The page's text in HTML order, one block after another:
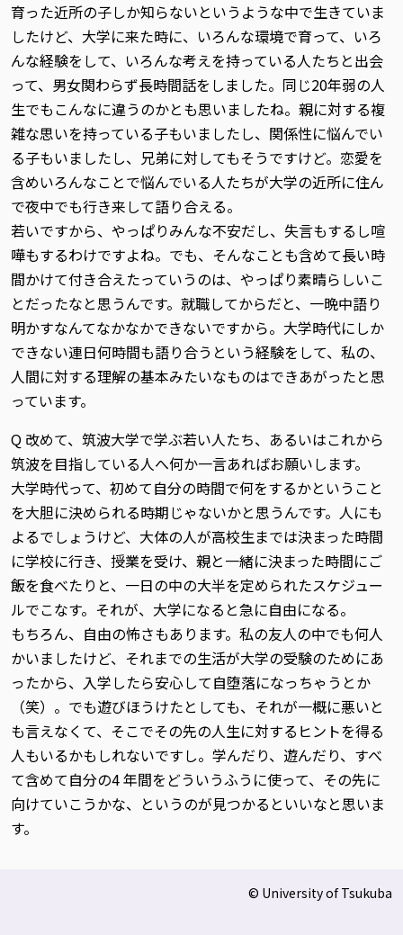
育った近所の子しか知らないというような中で生きていま
したけど、大学に来た時に、いろんな環境で育って、いろ
んな経験をして、いろんな考えを持っている人たちと出会
って、男女関わらず長時間話をしました。同じ20年弱の人
生でもこんなに違うのかとも思いましたね。親に対する複
雑な思いを持っている子もいましたし、関係性に悩んでい
る子もいましたし、兄弟に対してもそうですけど。恋愛を
含めいろんなことで悩んでいる人たちが大学の近所に住ん
で夜中でも行き来して語り合える。
若いですから、やっぱりみんな不安だし、失言もするし喧
嘩もするわけですよね。でも、そんなことも含めて長い時
間かけて付き合えたっていうのは、やっぱり素晴らしいこ
とだったなと思うんです。就職してからだと、一晩中語り
明かすなんてなかなかできないですから。大学時代にしか
できない連日何時間も語り合うという経験をして、私の、
人間に対する理解の基本みたいなものはできあがったと思
っています。
Q 改めて、筑波大学で学ぶ若い人たち、あるいはこれから
筑波を目指している人へ何か一言あればお願いします。
大学時代って、初めて自分の時間で何をするかということ
を大胆に決められる時期じゃないかと思うんです。人にも
よるでしょうけど、大体の人が高校生までは決まった時間
に学校に行き、授業を受け、親と一緒に決まった時間にご
飯を食べたりと、一日の中の大半を定められたスケジュー
ルでこなす。それが、大学になると急に自由になる。
もちろん、自由の怖さもあります。私の友人の中でも何人
かいましたけど、それまでの生活が大学の受験のためにあ
ったから、入学したら安心して自堕落になっちゃうとか
（笑）。でも遊びほうけたとしても、それが一概に悪いと
も言えなくて、そこでその先の人生に対するヒントを得る
人もいるかもしれないですし。学んだり、遊んだり、すべ
て含めて自分の4 年間をどういうふうに使って、その先に
向けていこうかな、というのが見つかるといいなと思いま
す。
© University of Tsukuba